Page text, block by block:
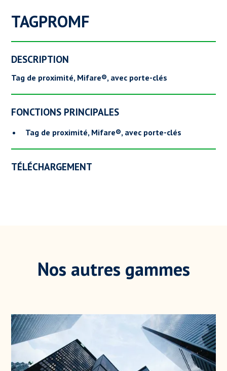
TAGPROMF
DESCRIPTION
Tag de proximité, Mifare®, avec porte-clés
FONCTIONS PRINCIPALES
Tag de proximité, Mifare®, avec porte-clés
TÉLÉCHARGEMENT
Nos autres gammes